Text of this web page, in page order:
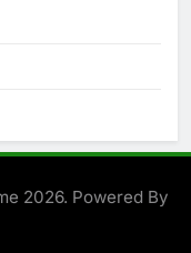
2026. Powered By